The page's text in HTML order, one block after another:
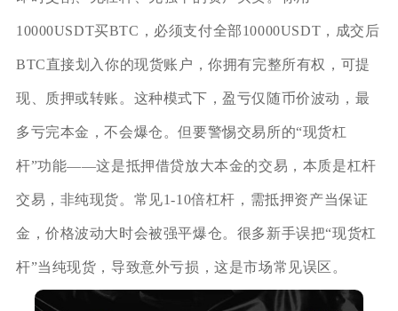
10000USDT买BTC，必须支付全部10000USDT，成交后
BTC直接划入你的现货账户，你拥有完整所有权，可提
现、质押或转账。这种模式下，盈亏仅随币价波动，最
多亏完本金，不会爆仓。但要警惕交易所的“现货杠
杆”功能——这是抵押借贷放大本金的交易，本质是杠杆
交易，非纯现货。常见1-10倍杠杆，需抵押资产当保证
金，价格波动大时会被强平爆仓。很多新手误把“现货杠
杆”当纯现货，导致意外亏损，这是市场常见误区。